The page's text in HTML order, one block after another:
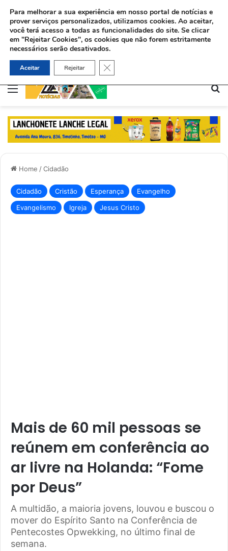
Menu
Home /Cidadão
Cidadão Cristão Esperança
Evangelho
Evangelismo
Igreja Jesus Cristo
Mais de 60 mil pessoas se
reúnem em conferência ao
ar livre na Holanda: “Fome
por Deus”
A multidão, a maioria jovens, louvou e buscou o
mover do Espírito Santo na Conferência de
Pentecostes Opwekking, no último final de
semana.
Para melhorar a sua experiência em nosso portal de notícias e
prover serviços personalizados, utilizamos cookies. Ao aceitar,
você terá acesso a todas as funcionalidades do site. Se clicar
em "Rejeitar Cookies", os cookies que não forem estritamente
necessários serão desativados.
Aceitar Rejeitar Close GDPR Cookie Banner